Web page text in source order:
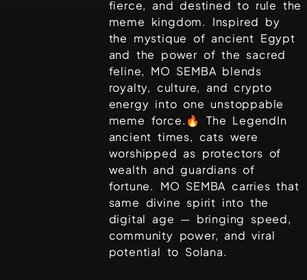
fierce, and destined to rule the
meme kingdom. Inspired by
the mystique of ancient Egypt
and the power of the sacred
feline, MO SEMBA blends
royalty, culture, and crypto
energy into one unstoppable
meme force.🔥 The LegendIn
ancient times, cats were
worshipped as protectors of
wealth and guardians of
fortune. MO SEMBA carries that
same divine spirit into the
digital age — bringing speed,
community power, and viral
potential to Solana.